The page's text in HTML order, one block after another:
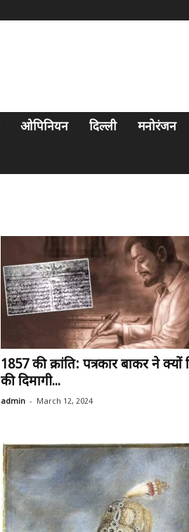
ओपिनियन दिल्ली मनोरंजन
1857 की क्रांति: पत्रकार बाकर ने क्यों
की दिमागी...
admin - March 12, 2024